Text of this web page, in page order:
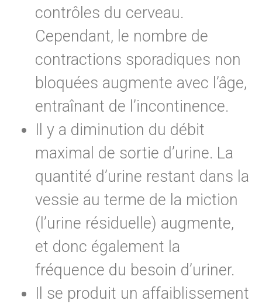
contrôles du cerveau.
Cependant, le nombre de
contractions sporadiques non
bloquées augmente avec l’âge,
entraînant de l’incontinence.
Il y a diminution du débit
maximal de sortie d’urine. La
quantité d’urine restant dans la
vessie au terme de la miction
(l’urine résiduelle) augmente,
et donc également la
fréquence du besoin d’uriner.
Il se produit un affaiblissement